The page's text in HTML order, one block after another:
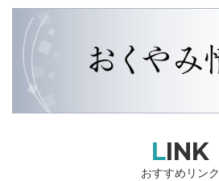
LINK
おすすめリンク